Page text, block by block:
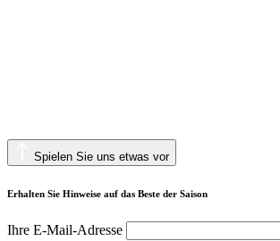
Spielen Sie uns etwas vor
Erhalten Sie Hinweise auf das Beste der Saison
Ihre E-Mail-Adresse